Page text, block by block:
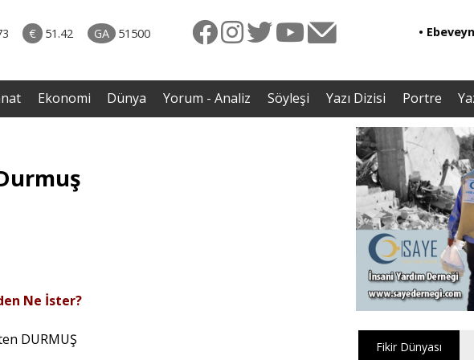
€ 51.42 GA 51500
• Gannuşi'nin serbest bırakılması için çağrı
•
Ekonomi Dünya Yorum - Analiz Söyleşi Yazı Dizisi Portre
Ne İster?
DURMUŞ Fikir Dünyası